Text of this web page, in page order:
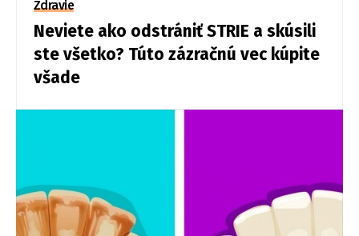
Zdravie
Neviete ako odstrániť STRIE a skúsili
ste všetko? Túto zázračnú vec kúpite
všade